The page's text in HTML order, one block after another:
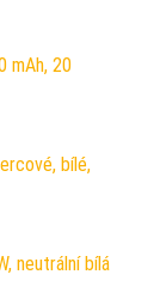
mAh, 20
bílé,
neutrální bílá